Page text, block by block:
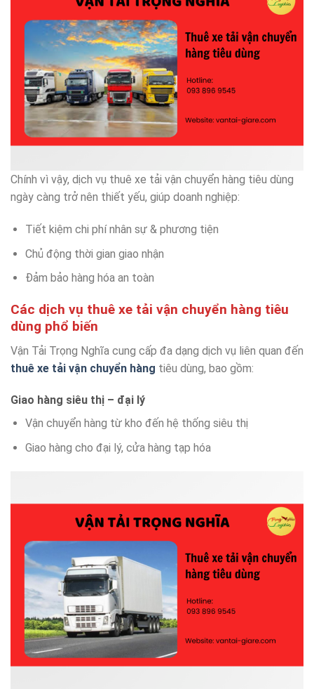
Chính vì vậy, dịch vụ thuê xe tải vận chuyển hàng tiêu dùng
ngày càng trở nên thiết yếu, giúp doanh nghiệp:
Tiết kiệm chi phí nhân sự & phương tiện
Chủ động thời gian giao nhận
Đảm bảo hàng hóa an toàn
Các dịch vụ thuê xe tải vận chuyển hàng tiêu
dùng phổ biến
Vận Tải Trọng Nghĩa cung cấp đa dạng dịch vụ liên quan đến
thuê xe tải vận chuyển hàng tiêu dùng, bao gồm:
Giao hàng siêu thị – đại lý
Vận chuyển hàng từ kho đến hệ thống siêu thị
Giao hàng cho đại lý, cửa hàng tạp hóa